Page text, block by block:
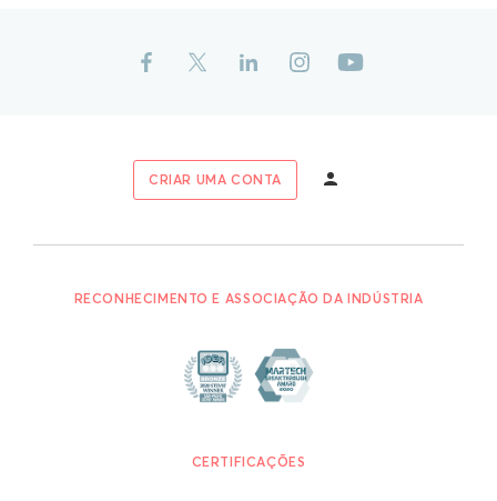
CRIAR UMA CONTA
RECONHECIMENTO E ASSOCIAÇÃO DA INDÚSTRIA
CERTIFICAÇÕES